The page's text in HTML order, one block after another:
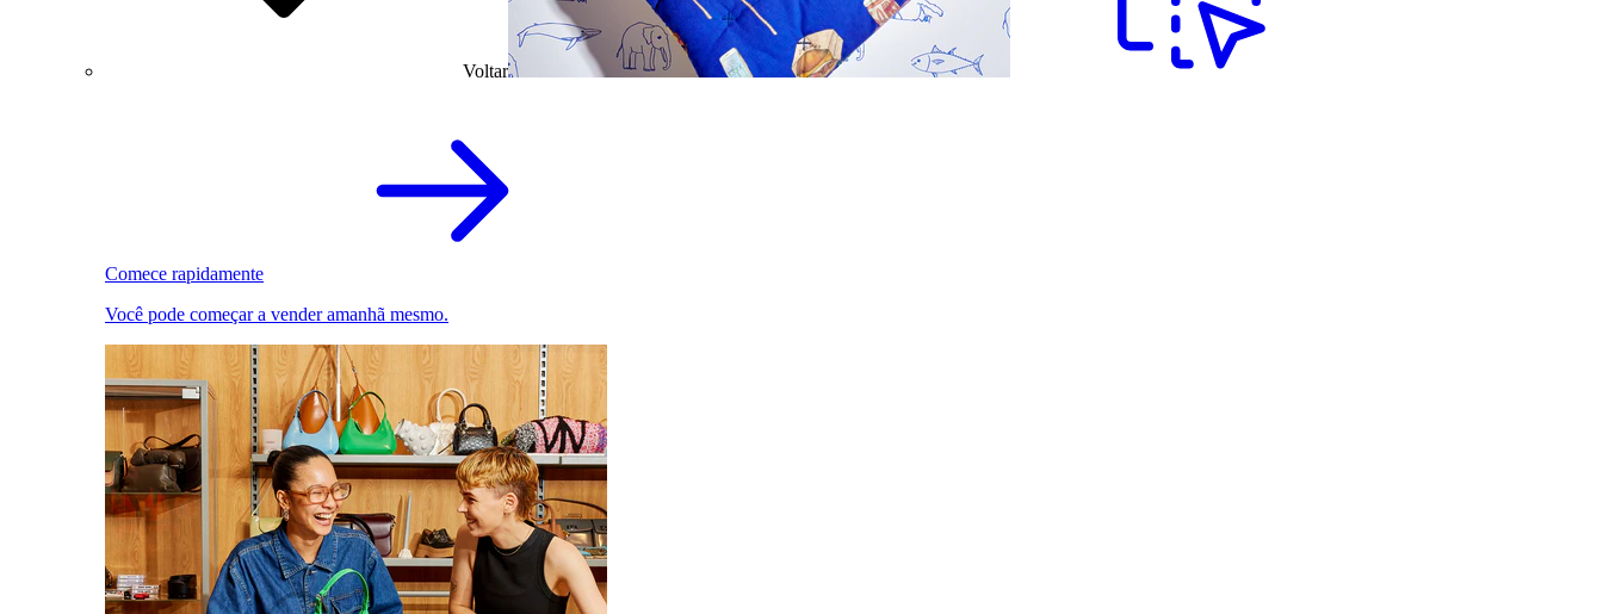
Voltar
Comece rapidamente
Você pode começar a vender amanhã mesmo.